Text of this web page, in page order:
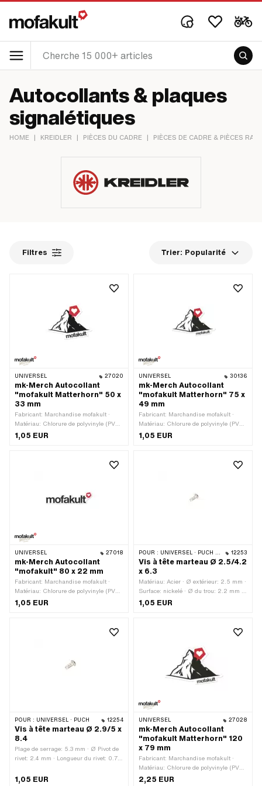
Autocollants & plaques
signalétiques
HOME | KREIDLER | PIÈCES DU CADRE | PIÈCES DE CADRE & PIÈCES
Filtres Trier: Popularité
UNIVERSEL 27020
mk-Merch Autocollant
"mofakult Matterhorn" 50 x
33 mm
Fabricant: Marchandise mofakult ·
Matériau: Chlorure de polyvinyle (PVC)
· Couleur: blanc · Couleur: noir ·
1,05 EUR
UNIVERSEL 30136
mk-Merch Autocollant
"mofakult Matterhorn" 75 x
49 mm
Fabricant: Marchandise mofakult ·
Matériau: Chlorure de polyvinyle (PVC)
· Couleur: blanc · Couleur: noir ·
1,05 EUR
UNIVERSEL 27018
mk-Merch Autocollant
"mofakult" 80 x 22 mm
Fabricant: Marchandise mofakult ·
Matériau: Chlorure de polyvinyle (PVC)
· Couleur: blanc · Couleur: noir ·
1,05 EUR
POUR : UNIVERSEL · PUCH · SACHS 12253
Vis à tête marteau Ø 2.5/4.2
x 6.3
Matériau: Acier · Ø extérieur: 2.5 mm ·
Surface: nickelé · Ø du trou: 2.2 mm ·
Longueur totale: 6.3 mm · Ø tête
1,05 EUR
POUR : UNIVERSEL · PUCH 12254
Vis à tête marteau Ø 2.9/5 x
8.4
Plage de serrage: 5.3 mm · Ø Pivot de
rivet: 2.4 mm · Longueur du rivet: 0.7
· Ø extérieur: 2.9 mm · Ø du trou: 2.5
1,05 EUR
UNIVERSEL 27028
mk-Merch Autocollant
"mofakult Matterhorn" 120
x 79 mm
Fabricant: Marchandise mofakult ·
Matériau: Chlorure de polyvinyle (PVC)
· Couleur: blanc · Couleur: noir ·
2,25 EUR